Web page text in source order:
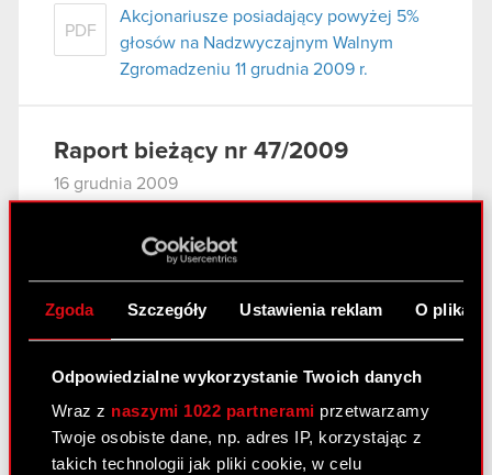
Zgoda Szczegóły Ustawienia reklam O
Odpowiedzialne wykorzystanie Twoich danych
Wraz z naszymi 1022 partnerami przetwarzamy
Twoje osobiste dane, np. adres IP, korzystając z
takich technologii jak pliki cookie, w celu
PDF
Akcjonariusze posiadający powyżej 5%
głosów na Nadzwyczajnym Walnym
Zgromadzeniu 11 grudnia 2009 r.
Raport bieżący nr 47/2009
16 grudnia 2009
Informacja udzielona akcjonariuszowi.
PDF
OGŁOSZENIE ZARZĄDU OPTIMUS
SPÓŁKA AKCYJNA O ZWOŁANIU
NADZWYCZAJNEGO WALNEGO